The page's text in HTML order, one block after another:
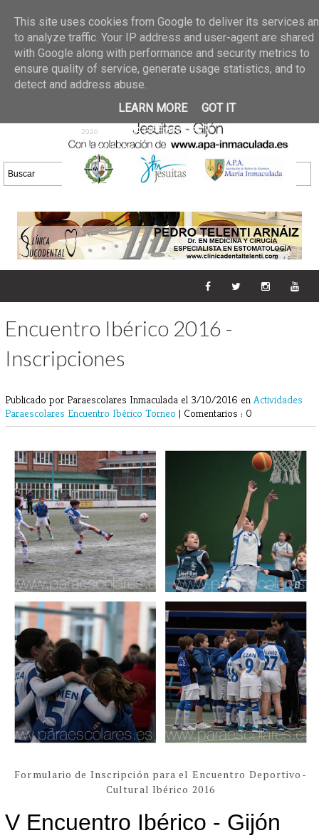
02 jun 2026
GALERIA DE FOTOS
30/05/2026
25 may 2026
GALERIA
DE FOTOS 23/05/2026
20 may
2026
GALERIA DE FOTOS
16/05/2026
DE FOTOS 09/05/2026
28 abr
2026
GALERIA DE FOTOS 25 Y
26/04/2026
Encuentro Ibérico 2016 -
Inscripciones
Publicado por Paraescolares Inmaculada el 3/10/2016 en Actividades
Paraescolares Encuentro Ibérico Torneo | Comentarios : 0
Formulario de Inscripción para el Encuentro Deportivo-
Cultural Ibérico 2016
This site uses cookies from Google to deliver its services
to analyze traffic. Your IP address and user-agent are shared
with Google along with performance and security metrics to
ensure quality of service, generate usage statistics, and to
detect and address abuse.
LEARN MORE
GOT IT